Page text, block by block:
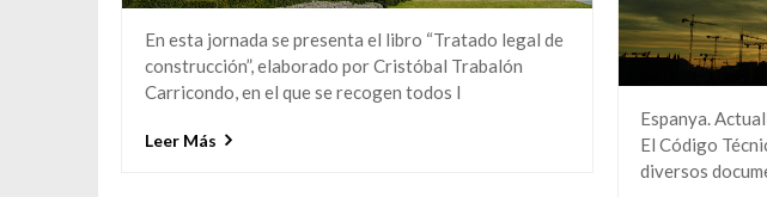
En esta jornada se presenta el libro “Tratado legal de
construcción”, elaborado por Cristóbal Trabalón
Carricondo, en el que se recogen todos l
Leer Más
Espanya.
El Código
diversos